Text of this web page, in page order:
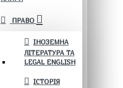
ПРАВО
ІНОЗЕМНА
ЛІТЕРАТУРА ТА
LEGAL ENGLISH
ІСТОРІЯ